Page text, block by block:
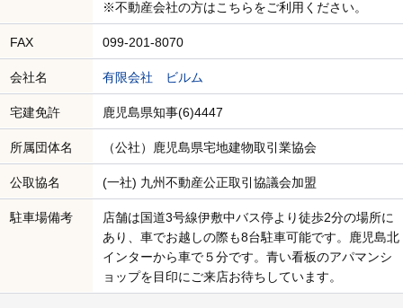
※不動産会社の方はこちらをご利用ください。
FAX 099-201-8070
会社名 有限会社 ビルム
宅建免許 鹿児島県知事(6)4447
所属団体名 （公社）鹿児島県宅地建物取引業協会
公取協名 (一社) 九州不動産公正取引協議会加盟
駐車場備考
店舗は国道3号線伊敷中バス停より徒歩2分の場所に
あり、車でお越しの際も8台駐車可能です。鹿児島北
インターから車で５分です。青い看板のアパマンシ
ョップを目印にご来店お待ちしています。